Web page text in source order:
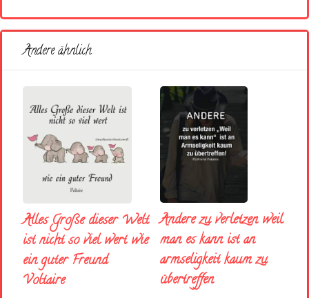
Andere ähnlich
Alles Große dieser Welt
ist nicht so viel wert wie
ein guter Freund
Voltaire
Andere zu verletzen weil
man es kann ist an
armseligkeit kaum zu
übertreffen